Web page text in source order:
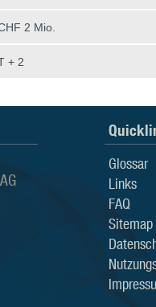
2 Mio.
+ 2
Glossar
Links
FAQ
Sitemap